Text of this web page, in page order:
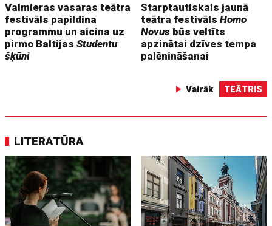
Valmieras vasaras teātra
festivāls papildina
programmu un aicina uz
pirmo BaltijasStudentu
šķūni
Starptautiskais jaunā
teātra festivālsHomo
Novus būs veltīts
apzinātai dzīves tempa
palēnināšanai
Vairāk TEĀTRIS
LITERATŪRA